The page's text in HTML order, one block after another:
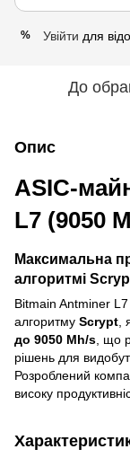
% Увійти для
До
Опис
ASIC-
L7 (9050
Максимальна
алгоритмі
Bitmain Antminer
алгоритму Scrypt
до 9050 Mh/s , що
рішень для
Розроблений
високу